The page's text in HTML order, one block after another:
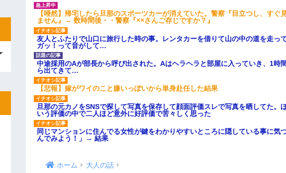
【唖然】帰宅したら旦那のスポーツカーが消えていた。警察『目立つし、すぐ
ません』→ 数時間後・・警察『××さんご存じですか？』
友人とふたりで山口に旅行した時の事。レンタカーを借りて山の中の道を走っ
ガッ！って音がして…
中途採用のAが部長から呼び出された。Aはヘラヘラと部屋に入っていき、1時
ら出てきて…
【悲報】嫁がワイのこと嫌いっぽいから単身赴任した結果
旦那の元カノをSNSで探して写真を保存して顔面評価スレで写真を晒してた。
いう評価の中で二人ほど意外に好評価で苦々しく思った
同じマンションに住んでる女性が鍵をわかりやすいところに隠している事に気
んでみよう！」→ 結果
ホーム 大人の話